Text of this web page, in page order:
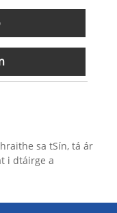
sa tSín, tá ár
i dtáirge a